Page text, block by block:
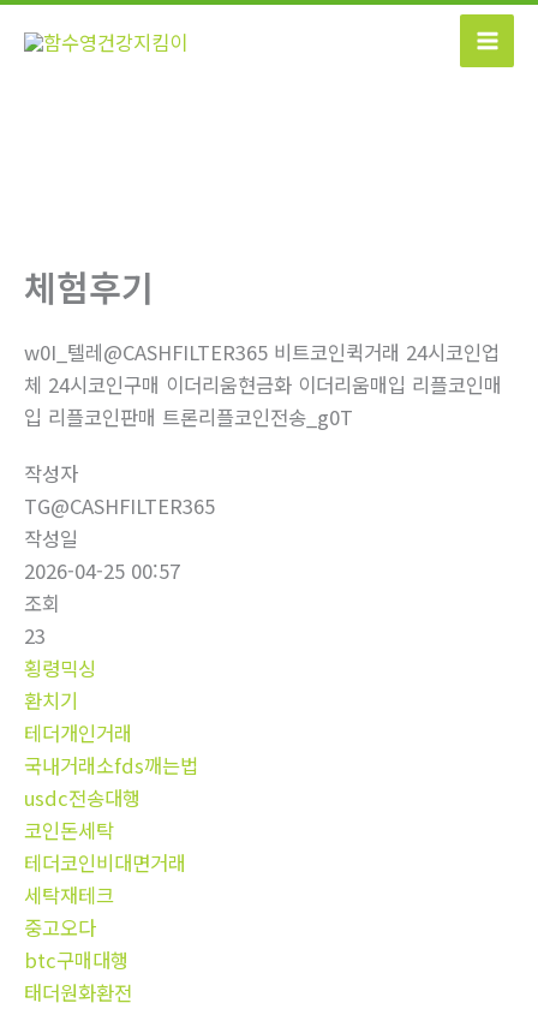
콘
체험후기
w0I_텔레@CASHFILTER365 비트코인퀵거래 24시코인업
체 24시코인구매 이더리움현금화 이더리움매입 리플코인매
입 리플코인판매 트론리플코인전송_g0T
작성자
TG@CASHFILTER365
작성일
2026-04-25 00:57
조회
23
횡령믹싱
환치기
테더개인거래
국내거래소fds깨는법
usdc전송대행
코인돈세탁
테더코인비대면거래
세탁재테크
중고오다
btc구매대행
태더원화환전